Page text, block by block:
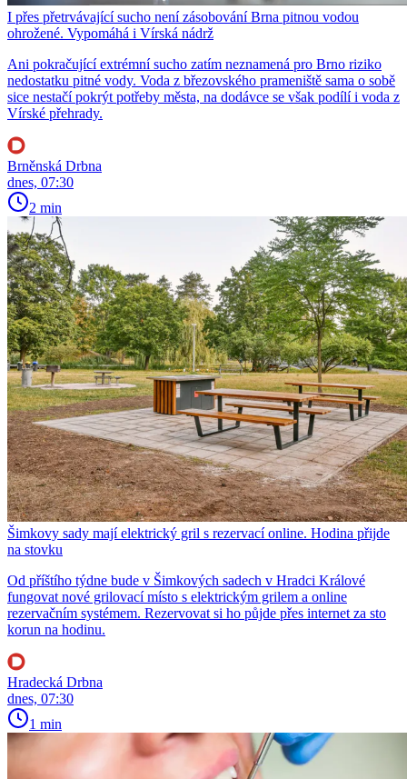
I přes přetrvávající sucho není zásobování Brna pitnou vodou
ohrožené. Vypomáhá i Vírská nádrž
Ani pokračující extrémní sucho zatím neznamená pro Brno riziko
nedostatku pitné vody. Voda z březovského prameniště sama o sobě
sice nestačí pokrýt potřeby města, na dodávce se však podílí i voda z
Vírské přehrady.
Brněnská Drbna
dnes, 07:30
2 min
Šimkovy sady mají elektrický gril s rezervací online. Hodina přijde
na stovku
Od příštího týdne bude v Šimkových sadech v Hradci Králové
fungovat nové grilovací místo s elektrickým grilem a online
rezervačním systémem. Rezervovat si ho půjde přes internet za sto
korun na hodinu.
Hradecká Drbna
dnes, 07:30
1 min